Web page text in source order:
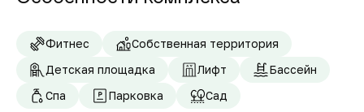
Фитнес
Собственная территория
Детская площадка
Лифт
Бассейн
Спа
Парковка Сад